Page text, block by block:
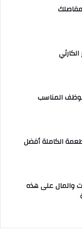
المناسب
الكاملة أفضل
والمال على هذه